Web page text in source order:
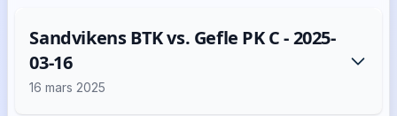
Sandvikens BTK vs. Gefle PK C - 2025-
03-16
16 mars 2025